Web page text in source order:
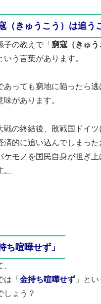
（きゅうこう）は追う
子の教えで「窮寇（きゅう
いう言葉があります。
あっても窮地に陥ったら逃
味があります。
戦の終結後、敗戦国ドイ
済的に追い込んでしまった
ケモノを国民自身が担ぎ上
ち喧嘩せず」
は「金持ち喧嘩せず 」と
しょう？